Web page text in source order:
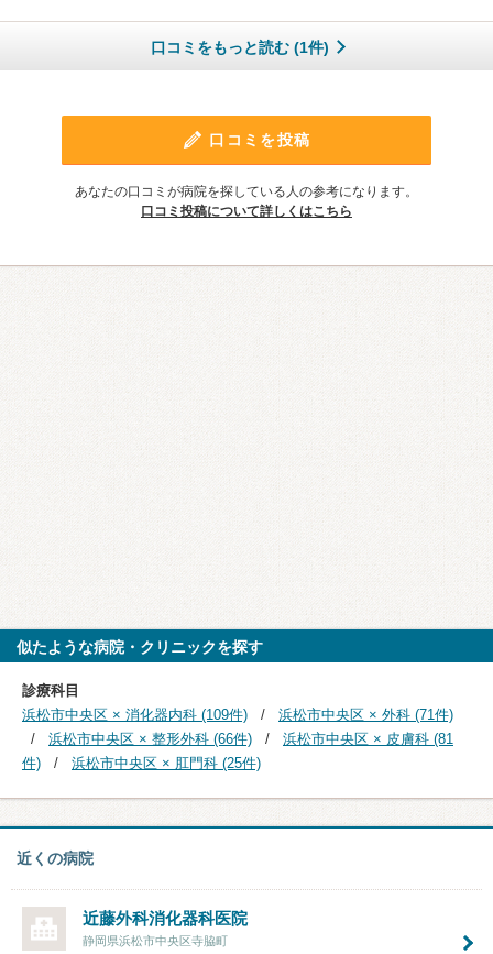
口コミをもっと読む (1件)
口コミを投稿
あなたの口コミが病院を探している人の参考になります。
口コミ投稿について詳しくはこちら
似たような病院・クリニックを探す
診療科目
浜松市中央区 × 消化器内科 (109件)
浜松市中央区 × 外科 (71件)
浜松市中央区 × 整形外科 (66件)
浜松市中央区 × 皮膚科 (81
件)
浜松市中央区 × 肛門科 (25件)
近くの病院
近藤外科消化器科医院
静岡県浜松市中央区寺脇町